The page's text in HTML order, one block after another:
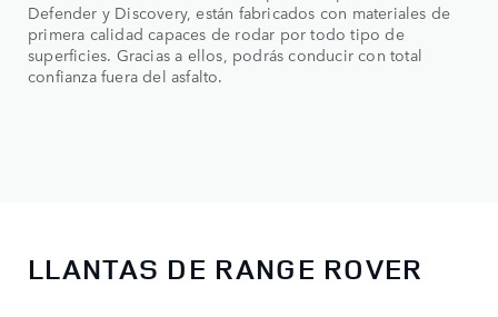
Defender y Discovery, están fabricados con materiales de
primera calidad capaces de rodar por todo tipo de
superficies. Gracias a ellos, podrás conducir con total
confianza fuera del asfalto.
LLANTAS DE RANGE ROVER